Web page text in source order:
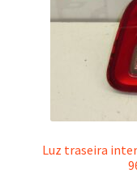
Luz traseira